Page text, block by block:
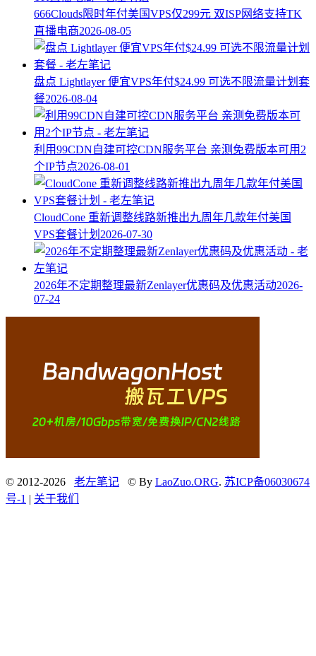
666Clouds限时年付美国VPS仅299元 双ISP网络支持TK
直播电商2026-08-05
盘点 Lightlayer 便宜VPS年付$24.99 可选不限流量计划套
餐2026-08-04
利用99CDN自建可控CDN服务平台 亲测免费版本可用2
个IP节点2026-08-01
CloudCone 重新调整线路新推出九周年几款年付美国
VPS套餐计划 2026-07-30
2026年不定期整理最新Zenlayer优惠码及优惠活动2026-
07-24
© 2012-2026 老左笔记 © By LaoZuo.ORG. 苏ICP备06030674
号-1 | 关于我们